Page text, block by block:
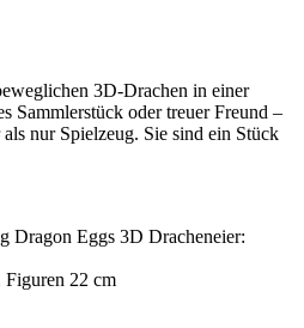
3D-Drachen in einer
Sammlerstück oder treuer Freund –
nur Spielzeug. Sie sind ein Stück
Dragon Eggs 3D Dracheneier:
22 cm